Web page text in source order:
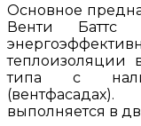
Основное
Венти
теплоизоляции
типа с
выполняется в